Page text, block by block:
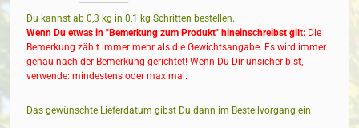
Du kannst ab 0,3 kg in 0,1 kg Schritten bestellen.
Wenn Du etwas in "Bemerkung zum Produkt" hineinschreibst gilt: Die
Bemerkung zählt immer mehr als die Gewichtsangabe. Es wird immer
genau nach der Bemerkung gerichtet! Wenn Du Dir unsicher bist,
verwende: mindestens oder maximal.
Das gewünschte Lieferdatum gibst Du dann im Bestellvorgang ein